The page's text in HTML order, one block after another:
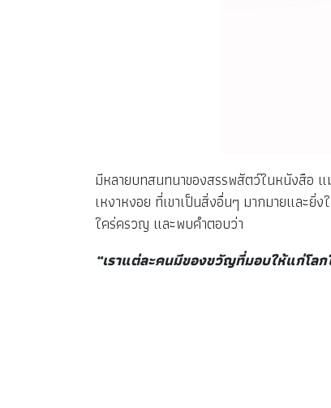
มีหลายบทสนทนาของสรรพสัตว์ในหนังสือ แ
เหงาหงอย ที่เขาเป็นสิ่งอื่นๆ มากมายและ
ใคร่ครวญ และพบคำตอบว่า
“เราแต่ละคนมีของขวัญที่มอบให้แก่โล